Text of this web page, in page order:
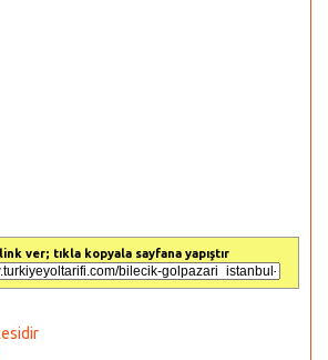
ver; tıkla kopyala sayfana yapıştır